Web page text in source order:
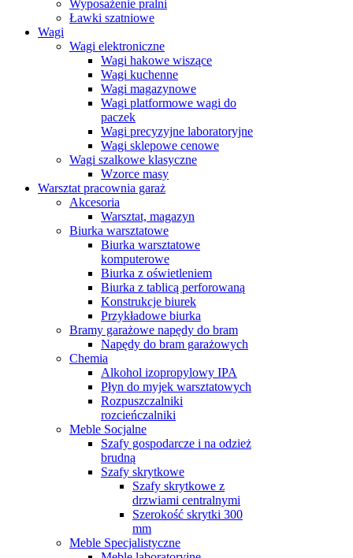
Wyposażenie pralni
Ławki szatniowe
Wagi
Wagi elektroniczne
Wagi hakowe wiszące
Wagi kuchenne
Wagi magazynowe
Wagi platformowe wagi do
paczek
Wagi precyzyjne laboratoryjne
Wagi sklepowe cenowe
Wagi szalkowe klasyczne
Wzorce masy
Warsztat pracownia garaż
Akcesoria
Warsztat, magazyn
Biurka warsztatowe
Biurka warsztatowe
komputerowe
Biurka z oświetleniem
Biurka z tablicą perforowaną
Konstrukcje biurek
Przykładowe biurka
Bramy garażowe napędy do bram
Napędy do bram garażowych
Chemia
Alkohol izopropylowy IPA
Płyn do myjek warsztatowych
Rozpuszczalniki
rozcieńczalniki
Meble Socjalne
Szafy gospodarcze i na odzież
brudną
Szafy skrytkowe
Szafy skrytkowe z
drzwiami centralnymi
Szerokość skrytki 300
mm
Meble Specjalistyczne